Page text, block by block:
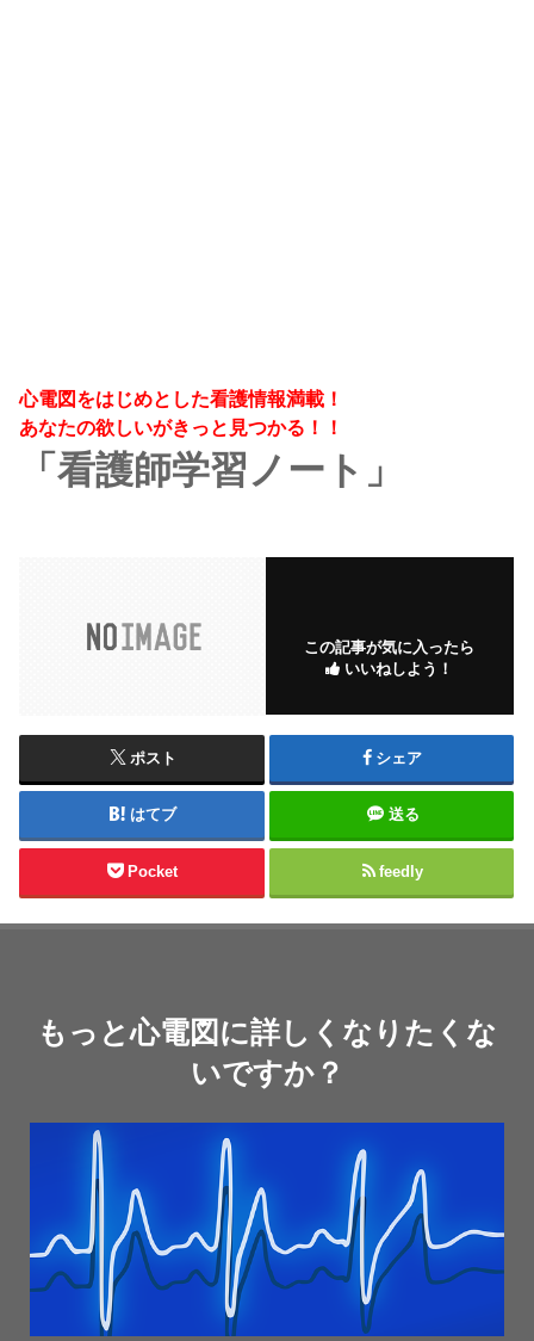
心電図をはじめとした看護情報満載！
あなたの欲しいがきっと見つかる！！
「看護師学習ノート」
この記事が気に入ったら
いいねしよう！
ポスト シェア
はてブ 送る
Pocket feedly
もっと心電図に詳しくなりたくな
いですか？